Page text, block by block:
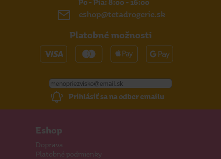
Po - Pia: 8:00 - 16:00
eshop@tetadrogerie.sk
Platobné možnosti
Prihlásiť sa na odber emailu
Eshop
Doprava
Platobné podmienky